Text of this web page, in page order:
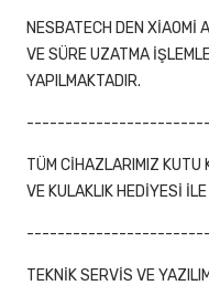
NESBATECH DEN XİAOMİ
VE SÜRE UZATMA
YAPILMAKTADIR.
TÜM CİHAZLARIMIZ KUTU
VE KULAKLIK HEDİYESİ
TEKNİK SERVİS VE